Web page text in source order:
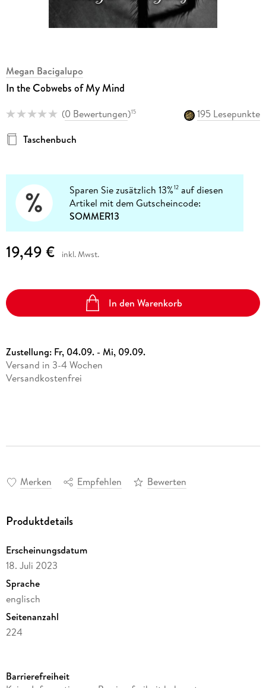
Megan Bacigalupo
In the Cobwebs of My Mind
(0 Bewertungen)15
195 Lesepunkte
Taschenbuch
Sparen Sie zusätzlich 13%12 auf diesen
Artikel mit dem Gutscheincode:
SOMMER13
19,49 € inkl. Mwst.
In den Warenkorb
Zustellung: Fr, 04.09. - Mi, 09.09.
Versand in 3-4 Wochen
Versandkostenfrei
Merken Empfehlen Bewerten
Produktdetails
Erscheinungsdatum
18. Juli 2023
Sprache
englisch
Seitenanzahl
224
Verlag/Hersteller
Barrierefreiheit